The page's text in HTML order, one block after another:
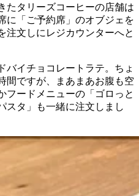
たタリーズコーヒーの店舗は
に「ご予約席」のオブジェを
注文しにレジカウンターへと
バイチョコレートラテ。ちょ
間ですが、まあまあお腹も空
フードメニューの「ゴロっと
スタ」も一緒に注文しまし